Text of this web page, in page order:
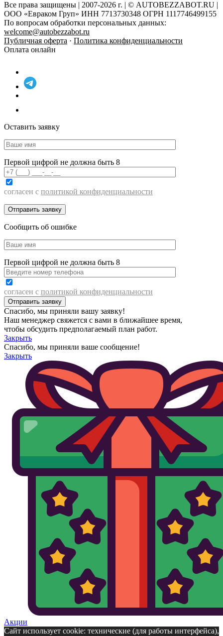
Все права защищены | 2007-2026 г. | © AUTOBEZZABOT.RU |
ООО «Евраком Груп» ИНН 7713730348 ОГРН 1117746499155
По вопросам обработки персональных данных:
welcome@autobezzabot.ru
Публичная оферта · Политика конфиденциальности
Оплата онлайн
Оставить заявку
Первой цифрой не должна быть 8
согласен с политикой конфиденциальности
Сообщить об ошибке
Первой цифрой не должна быть 8
согласен с политикой конфиденциальности
Спасибо, мы приняли вашу заявку!
Наш менеджер свяжется с вами в ближайшее время,
чтобы обсудить предполагаемый план работ.
Закрыть
Спасибо, мы приняли ваше сообщение!
Закрыть
Акции
Сайт использует cookie: технические (для работы интерфейса),